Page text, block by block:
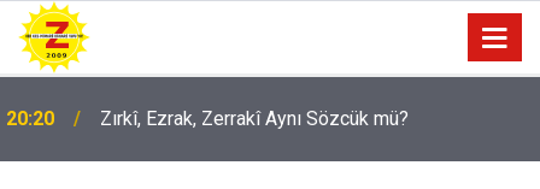
20:20 Zırkî, Ezrak, Zerrakî Aynı Sözcük mü?